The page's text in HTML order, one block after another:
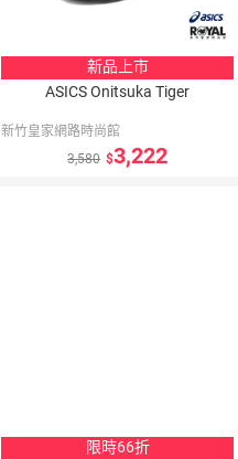
新品上市
ASICS Onitsuka Tiger
新竹皇家網路時尚館
3,580
3,222
限時66折